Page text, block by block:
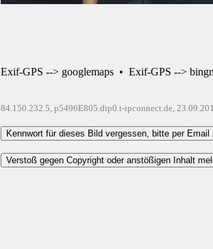
Exif-GPS --> googlemaps • Exif-GPS -->
84.150.232.5, p5496E805.dip0.t-ipconnect.de,